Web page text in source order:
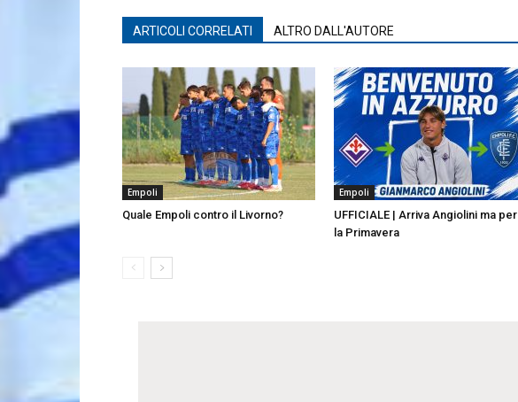
ARTICOLI CORRELATI ALTRO DALL'AUTORE
Empoli
Quale Empoli contro il Livorno?
Empoli
UFFICIALE | Arriva Angiolini ma per
la Primavera